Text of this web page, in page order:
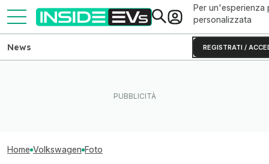
Per un'esperienza
personalizzata
REGISTRATI /
News
Home Volkswagen Foto